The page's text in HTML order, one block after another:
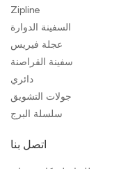
Zipline
السفينة الدوارة
عجلة فيريس
سفينة القراصنة
دائري
جولات التشويق
سلسلة البرج
اتصل بنا